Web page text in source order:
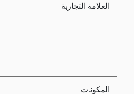
العلامة التجارية
المكونات